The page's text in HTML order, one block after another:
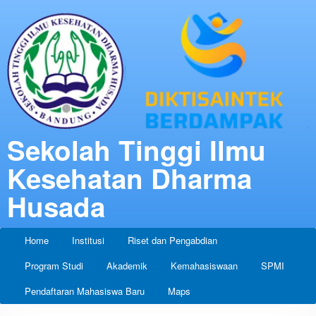
Sekolah Tinggi Ilmu
Kesehatan Dharma
Husada
Home Institusi
Riset dan Pengabdian
Program Studi
Akademik Kemahasiswaan
SPMI
Pendaftaran Mahasiswa Baru
Maps